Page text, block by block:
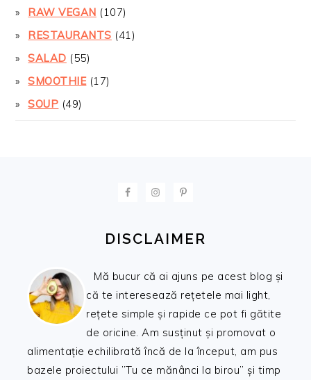
RAW VEGAN (107)
RESTAURANTS (41)
SALAD (55)
SMOOTHIE(17)
SOUP (49)
DISCLAIMER
Mă bucur că ai ajuns pe acest blog și
că te interesează rețetele mai light,
rețete simple și rapide ce pot fi gătite
de oricine. Am susținut și promovat o
alimentație echilibrată încă de la început, am pus
bazele proiectului ”Tu ce mănânci la birou” și timp